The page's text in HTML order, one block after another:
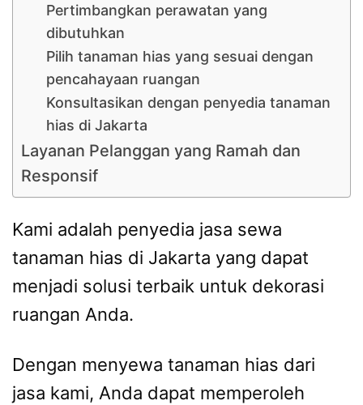
Pertimbangkan perawatan yang
dibutuhkan
Pilih tanaman hias yang sesuai dengan
pencahayaan ruangan
Konsultasikan dengan penyedia tanaman
hias di Jakarta
Layanan Pelanggan yang Ramah dan
Responsif
Kami adalah penyedia jasa sewa
tanaman hias di Jakarta yang dapat
menjadi solusi terbaik untuk dekorasi
ruangan Anda.
Dengan menyewa tanaman hias dari
jasa kami, Anda dapat memperoleh